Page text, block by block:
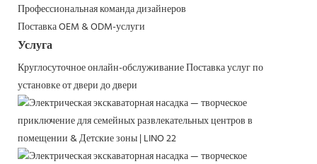
Профессиональная команда дизайнеров
Поставка OEM & ODM-услуги
Услуга
Круглосуточное онлайн-обслуживаниеПоставка услуг по
установке от двери до двери